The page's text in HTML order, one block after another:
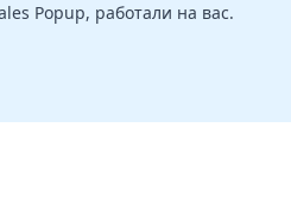
Popup, работали на вас.